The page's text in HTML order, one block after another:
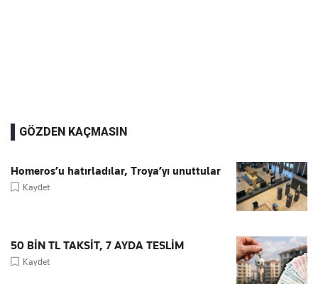
GÖZDEN KAÇMASIN
Homeros’u hatırladılar, Troya’yı unuttular
Kaydet
50 BİN TL TAKSİT, 7 AYDA TESLİM
Kaydet